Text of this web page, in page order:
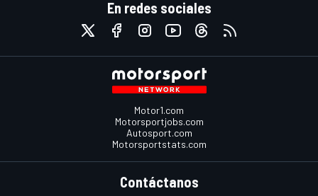
En redes sociales
Motor1.com
Motorsportjobs.com
Autosport.com
Motorsportstats.com
Contáctanos